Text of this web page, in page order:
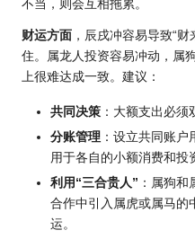
不当，则会互相拖累。
财运方面 ，辰戌冲容易导致“
住。属龙人投资容易冲动，属
上很难达成一致。建议：
共同决策 ：大额支出必须
分账管理 ：设立共同账
用于各自的小额消费和投
利用“三合贵人” ：属狗
合作中引入属虎或属马的
运。